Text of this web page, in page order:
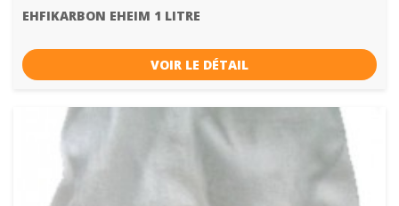
EHFIKARBON EHEIM 1 LITRE
VOIR LE DÉTAIL